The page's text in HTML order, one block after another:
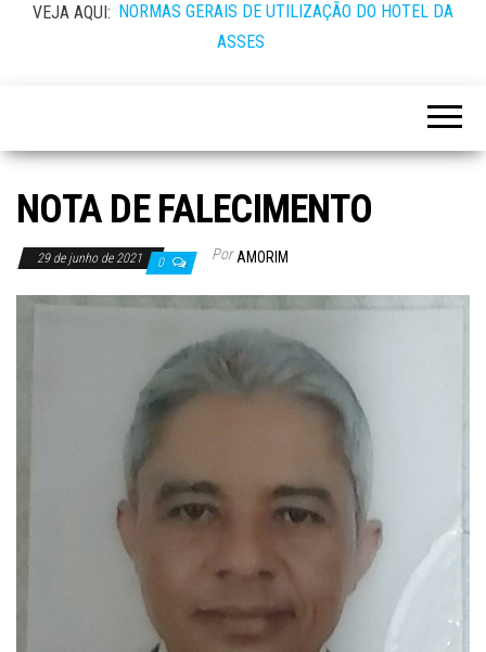
VEJA AQUI: NORMAS GERAIS DE UTILIZAÇÃO DO HOTEL DA
ASSES
NOTA DE FALECIMENTO
29 de junho de 2021 0 Por AMORIM